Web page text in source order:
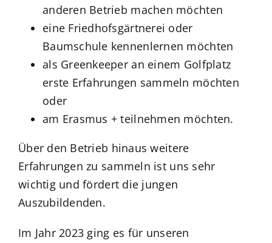
anderen Betrieb machen möchten
eine Friedhofsgärtnerei oder
Baumschule kennenlernen möchten
als Greenkeeper an einem Golfplatz
erste Erfahrungen sammeln möchten
oder
am Erasmus + teilnehmen möchten.
Über den Betrieb hinaus weitere
Erfahrungen zu sammeln ist uns sehr
wichtig und fördert die jungen
Auszubildenden.
Im Jahr 2023 ging es für unseren